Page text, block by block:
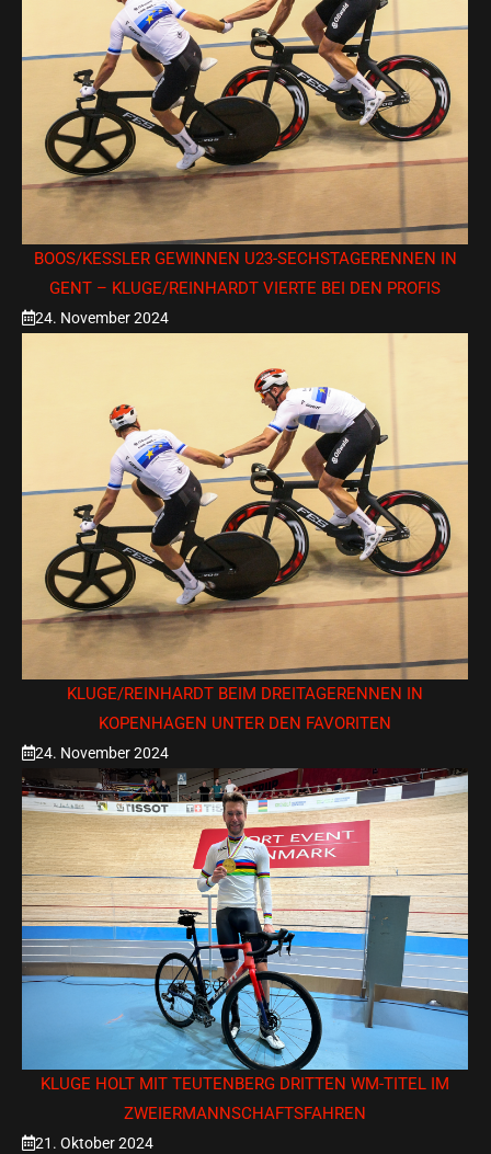
BOOS/KESSLER GEWINNEN U23-SECHSTAGERENNEN IN G
ENT – KLUGE/REINHARDT VIERTE BEI DEN PROFIS
24. November 2024
KLUGE/REINHARDT BEIM DREITAGERENNEN IN
KOPENHAGEN UNTER DEN FAVORITEN
24. November 2024
KLUGE HOLT MIT TEUTENBERG DRITTEN WM-TITEL IM
ZWEIERMANNSCHAFTSFAHREN
21. Oktober 2024